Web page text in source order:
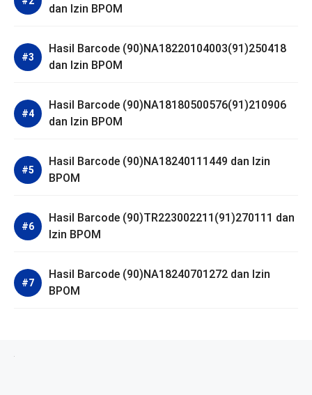
dan Izin BPOM
Hasil Barcode (90)NA18220104003(91)250418
dan Izin BPOM
Hasil Barcode (90)NA18180500576(91)210906
dan Izin BPOM
Hasil Barcode (90)NA18240111449 dan Izin
BPOM
Hasil Barcode (90)TR223002211(91)270111 dan
Izin BPOM
Hasil Barcode (90)NA18240701272 dan Izin
BPOM